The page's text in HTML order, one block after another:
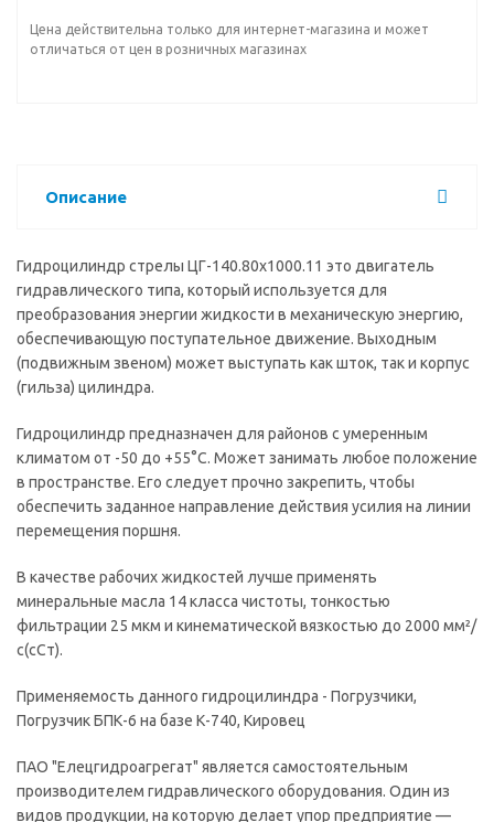
Цена действительна только для интернет-магазина и может
отличаться от цен в розничных магазинах
Описание
Гидроцилиндр стрелы ЦГ-140.80х1000.11 это двигатель
гидравлического типа, который используется для
преобразования энергии жидкости в механическую энергию,
обеспечивающую поступательное движение. Выходным
(подвижным звеном) может выступать как шток, так и корпус
(гильза) цилиндра.
Гидроцилиндр предназначен для районов с умеренным
климатом от -50 до +55°С. Может занимать любое положение
в пространстве. Его следует прочно закрепить, чтобы
обеспечить заданное направление действия усилия на линии
перемещения поршня.
В качестве рабочих жидкостей лучше применять
минеральные масла 14 класса чистоты, тонкостью
фильтрации 25 мкм и кинематической вязкостью до 2000 мм²/
с(сСт).
Применяемость данного гидроцилиндра - Погрузчики,
Погрузчик БПК-6 на базе К-740, Кировец
ПАО "Елецгидроагрегат" является самостоятельным
производителем гидравлического оборудования. Один из
видов продукции, на которую делает упор предприятие —